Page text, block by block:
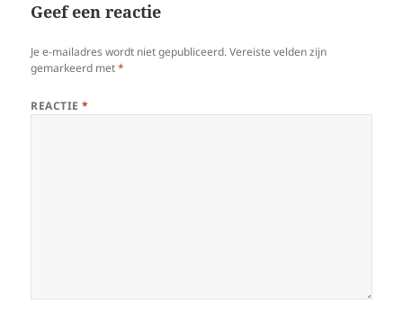
Geef een reactie
Je e-mailadres wordt niet gepubliceerd. Vereiste velden zijn
gemarkeerd met*
REACTIE*